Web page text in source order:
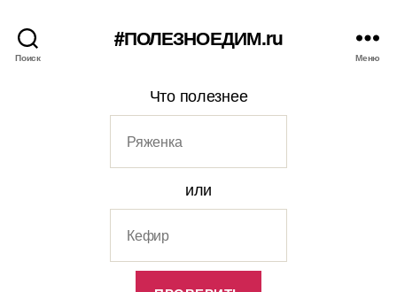
Поиск
#ПОЛЕЗНОЕДИМ.ru
Меню
Что полезнее
или